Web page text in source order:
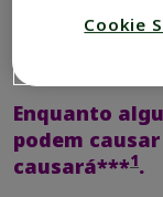
Enquanto
podem
causará***1.
Cookie